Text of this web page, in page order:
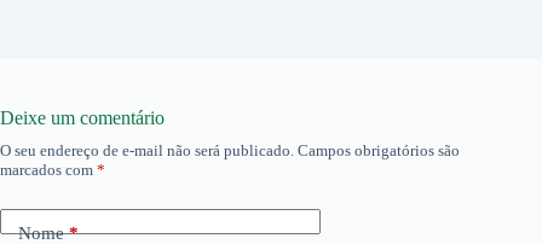
Deixe um comentário
O seu endereço de e-mail não será publicado. Campos obrigatórios são
marcados com *
Nome*